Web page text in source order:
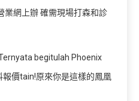
業網上辦 確需現場打森和診
begitulah Phoenix
報價tain!原來你是這樣的鳳凰